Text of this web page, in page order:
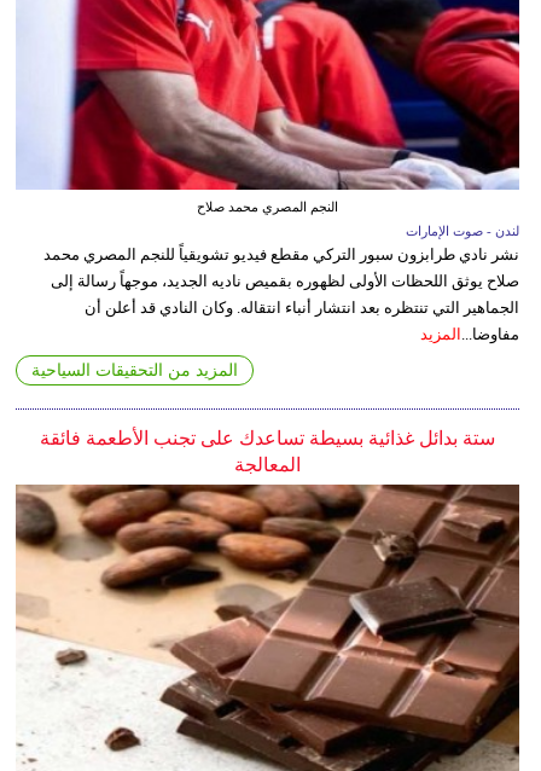
النجم المصري محمد صلاح
لندن - صوت الإمارات
نشر نادي طرابزون سبور التركي مقطع فيديو تشويقياً للنجم المصري محمد
صلاح يوثق اللحظات الأولى لظهوره بقميص ناديه الجديد، موجهاً رسالة إلى
الجماهير التي تنتظره بعد انتشار أنباء انتقاله. وكان النادي قد أعلن أن
مفاوضا... المزيد
المزيد من التحقيقات السياحية
ستة بدائل غذائية بسيطة تساعدك على تجنب الأطعمة فائقة
المعالجة